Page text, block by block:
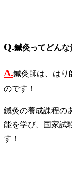
Q.鍼灸ってどんな
A.鍼灸師は、はり
のです！
鍼灸の養成課程の
能を学び、国家試
す！